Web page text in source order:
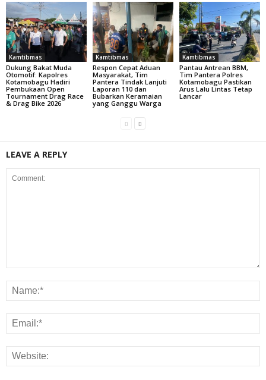
Kamtibmas
Dukung Bakat Muda
Otomotif: Kapolres
Kotamobagu Hadiri
Pembukaan Open
Tournament Drag Race
& Drag Bike 2026
Kamtibmas
Respon Cepat Aduan
Masyarakat, Tim
Pantera Tindak Lanjuti
Laporan 110 dan
Bubarkan Keramaian
yang Ganggu Warga
Kamtibmas
Pantau Antrean BBM,
Tim Pantera Polres
Kotamobagu Pastikan
Arus Lalu Lintas Tetap
Lancar
LEAVE A REPLY